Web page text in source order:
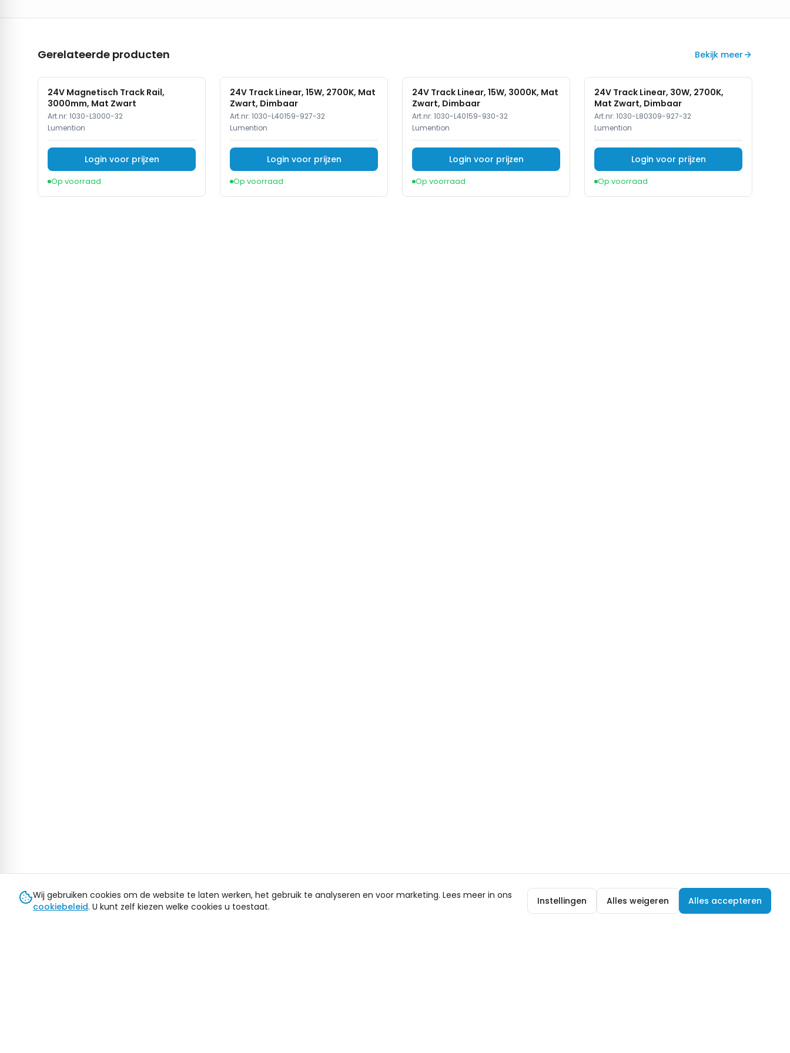
Gerelateerde producten Bekijk meer
24V Magnetisch Track Rail,
3000mm, Mat Zwart
Art.nr: 1030-L3000-32
Lumention
Login voor prijzen
Op voorraad
24V Track Linear, 15W, 2700K, Mat
Zwart, Dimbaar
Art.nr: 1030-L40159-927-32
Lumention
Login voor prijzen
Op voorraad
24V Track Linear, 15W, 3000K, Mat
Zwart, Dimbaar
Art.nr: 1030-L40159-930-32
Lumention
Login voor prijzen
Op voorraad
24V Track Linear, 30W, 2700K,
Mat Zwart, Dimbaar
Art.nr: 1030-L80309-927-32
Lumention
Login voor prijzen
Op voorraad
Wij gebruiken cookies om de website te laten werken, het gebruik te analyseren en voor marketing. Lees meer in ons
cookiebeleid. U kunt zelf kiezen welke cookies u toestaat. Instellingen Alles weigeren Alles accepteren